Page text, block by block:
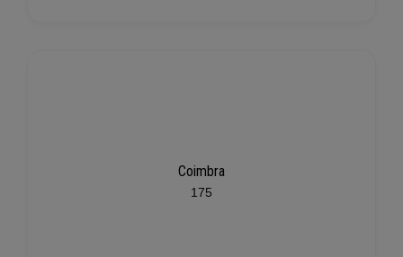
Coimbra
175